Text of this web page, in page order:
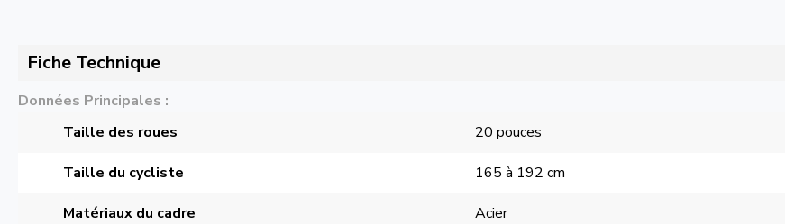
Fiche Technique
Données Principales
Taille des roues
20 pouces
Taille du cycliste 165 à 192 cm
Matériaux du cadre Acier